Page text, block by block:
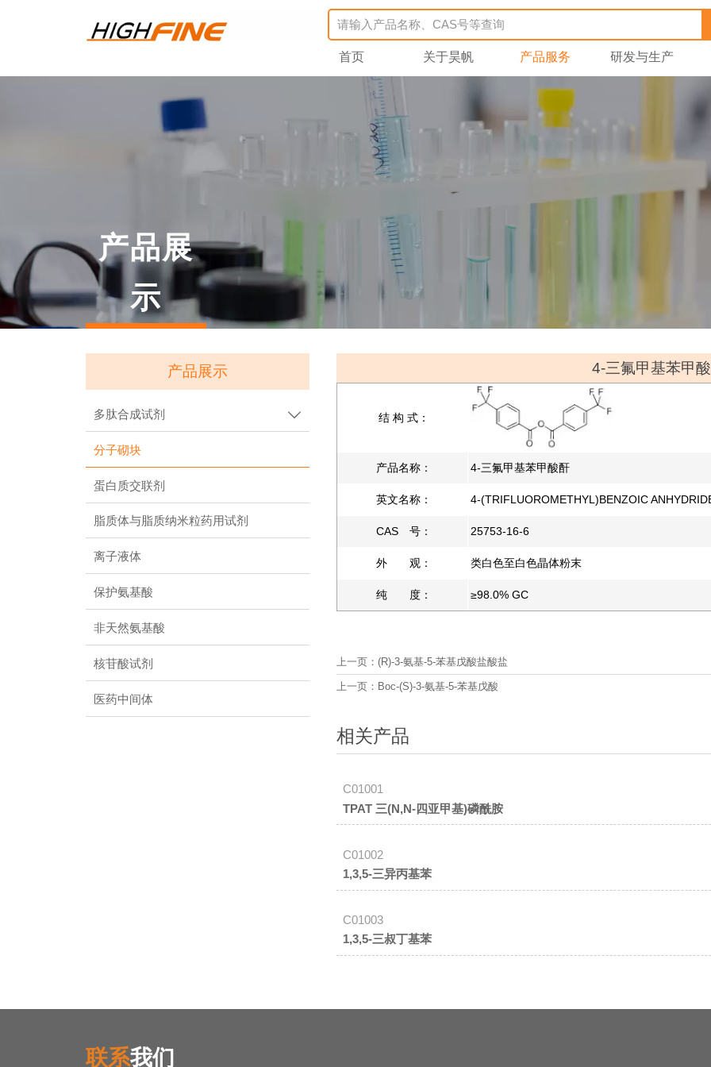
首页 关于昊帆 产品服务 研发与生产
产品展
示
产品展示
多肽合成试剂 
分子砌块
蛋白质交联剂
脂质体与脂质纳米粒药用试剂
离子液体
保护氨基酸
非天然氨基酸
核苷酸试剂
医药中间体
4-三氟甲基苯甲
结 构 式：
产品名称： 4-三氟甲基苯甲酸酐
英文名称： 4-(TRIFLUOROMETHYL)BENZOIC
CAS 号： 25753-16-6
外 观： 类白色至白色晶体粉末
纯 度： ≥98.0% GC
上一页： (R)-3-氨基-5-苯基戊酸盐酸盐
上一页： Boc-(S)-3-氨基-5-苯基戊酸
相关产品
C01001
TPAT 三(N,N-四亚甲基)磷酰胺
C01002
1,3,5-三异丙基苯
C01003
1,3,5-三叔丁基苯
联系我们